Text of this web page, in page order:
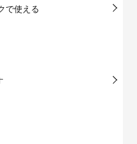
で使える